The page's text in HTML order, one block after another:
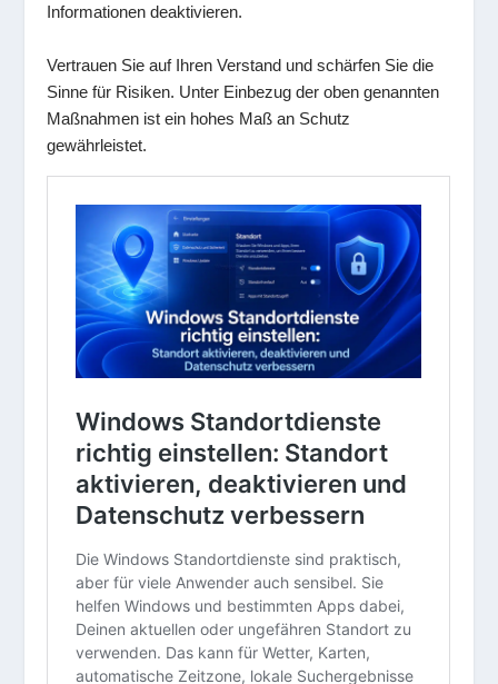
Informationen deaktivieren.
Vertrauen Sie auf Ihren Verstand und schärfen Sie die
Sinne für Risiken. Unter Einbezug der oben genannten
Maßnahmen ist ein hohes Maß an Schutz
gewährleistet.